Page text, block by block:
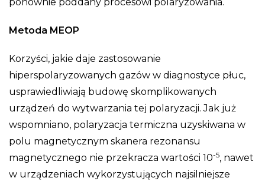
Metoda MEOP
Korzyści, jakie daje zastosowanie
hiperspolaryzowanych gazów w diagnostyce płuc,
usprawiedliwiają budowę skomplikowanych
urządzeń do wytwarzania tej polaryzacji. Jak już
wspomniano, polaryzacja termiczna uzyskiwana w
polu magnetycznym skanera rezonansu
magnetycznego nie przekracza wartości 10-5, nawet
w urządzeniach wykorzystujących najsilniejsze